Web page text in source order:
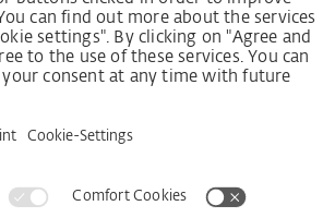
AGB
Політика конфіденційності